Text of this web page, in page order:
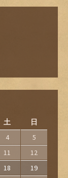
土 日
4
5
11
12
18
19